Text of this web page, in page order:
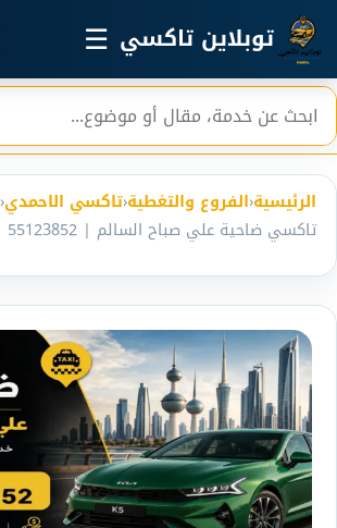
تخطي إلى المحتوى الرئيسي
توبلاين تاكسي ☰
بحث
الرئيسية‹الفروع والتغطية‹تاكسي الاحمدي‹
تاكسي ضاحية علي صباح السالم | 55123852